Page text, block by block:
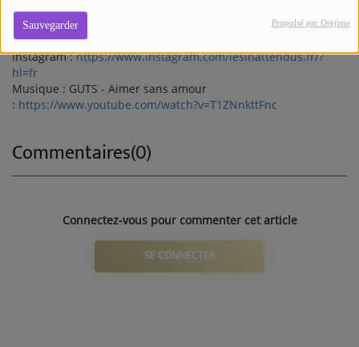
Sauvegarder Propulsé par Orejime
Linkedin :https://www.linkedin.com/company/lesinattendus-
fr/
Site internet :
Instagram :https://www.instagram.com/lesinattendus.fr/?
hl=fr
Musique : GUTS - Aimer sans amour
: https://www.youtube.com/watch?v=T1ZNnkttFnc
Commentaires(0)
Connectez-vous pour commenter cet article
SE CONNECTER